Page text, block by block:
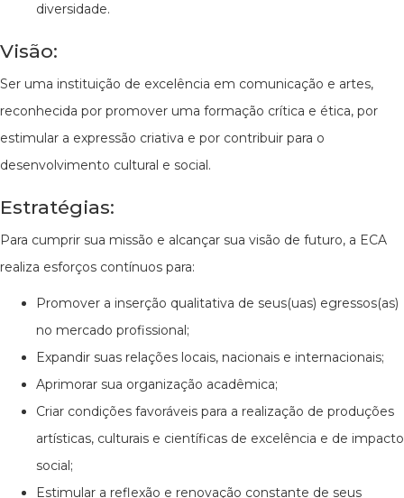
diversidade.
Visão:
Ser uma instituição de excelência em comunicação e artes,
reconhecida por promover uma formação crítica e ética, por
estimular a expressão criativa e por contribuir para o
desenvolvimento cultural e social.
Estratégias:
Para cumprir sua missão e alcançar sua visão de futuro, a ECA
realiza esforços contínuos para:
Promover a inserção qualitativa de seus(uas) egressos(as)
no mercado profissional;
Expandir suas relações locais, nacionais e internacionais;
Aprimorar sua organização acadêmica;
Criar condições favoráveis para a realização de produções
artísticas, culturais e científicas de excelência e de impacto
social;
Estimular a reflexão e renovação constante de seus